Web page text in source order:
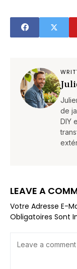
de
DIY
LEAVE A
Votre Adresse E-
Obligatoires Sont